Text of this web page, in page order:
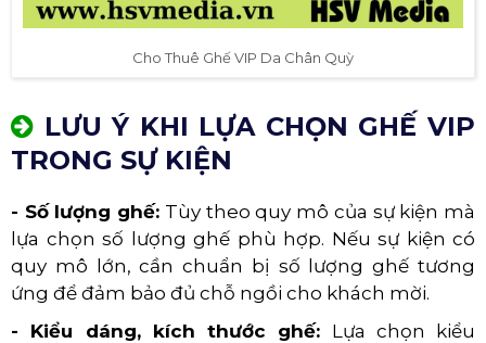
Cho Thuê Ghế VIP Da Chân Quỳ
LƯU Ý KHI LỰA CHỌN GHẾ VIP
TRONG SỰ KIỆN
- Số lượng ghế: Tùy theo quy mô của sự kiện mà
lựa chọn số lượng ghế phù hợp. Nếu sự kiện có
quy mô lớn, cần chuẩn bị số lượng ghế tương
ứng để đảm bảo đủ chỗ ngồi cho khách mời.
- Kiểu dáng, kích thước ghế: Lựa chọn kiểu